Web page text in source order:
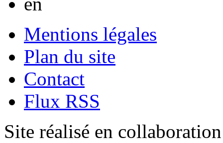
Mentions légales
Plan du site
Contact
Flux RSS
Site réalisé en